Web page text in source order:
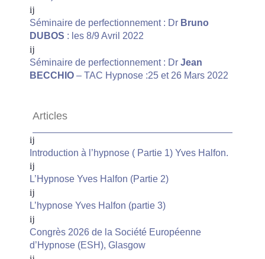
Séminaire de perfectionnement : Dr Bruno
DUBOS : les 8/9 Avril 2022
Séminaire de perfectionnement : Dr Jean
BECCHIO – TAC Hypnose :25 et 26 Mars 2022
Articles
Introduction à l’hypnose ( Partie 1) Yves Halfon.
L’Hypnose Yves Halfon (Partie 2)
L’hypnose Yves Halfon (partie 3)
Congrès 2026 de la Société Européenne
d’Hypnose (ESH), Glasgow